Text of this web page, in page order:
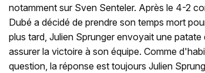
notamment sur Sven Senteler. Après le 4-2
Dubé a décidé de prendre son temps mort
plus tard, Julien Sprunger envoyait une
assurer la victoire à son équipe. Comme
question, la réponse est toujours Julien